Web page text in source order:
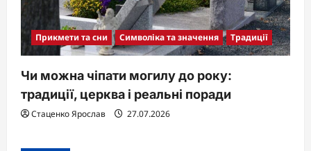
Прикмети та сни Символіка та значення Традиції
Чи можна чіпати могилу до року:
традиції, церква і реальні поради
Стаценко Ярослав 27.07.2026